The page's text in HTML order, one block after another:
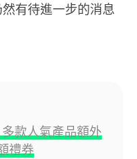
有待進一步的消息
款人氣產品額外
禮券